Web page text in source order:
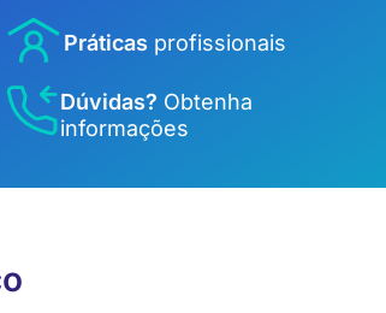
Práticas profissionais
Dúvidas? Obtenha
informações